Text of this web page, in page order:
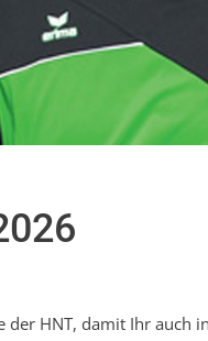
HNT, damit Ihr auch